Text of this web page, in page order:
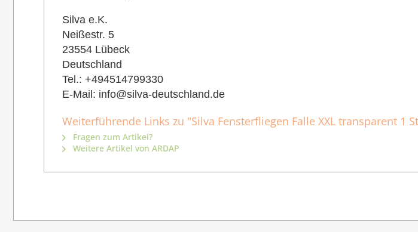
Silva e.K.
Neißestr. 5
23554 Lübeck
Deutschland
Tel.: +494514799330
E-Mail: info@silva-deutschland.de
Weiterführende Links zu "Silva Fensterfliegen Falle XXL transparent
Fragen zum Artikel?
Weitere Artikel von ARDAP